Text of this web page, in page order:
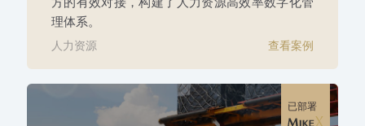
理体系。
人力资源 查看案例
已部署